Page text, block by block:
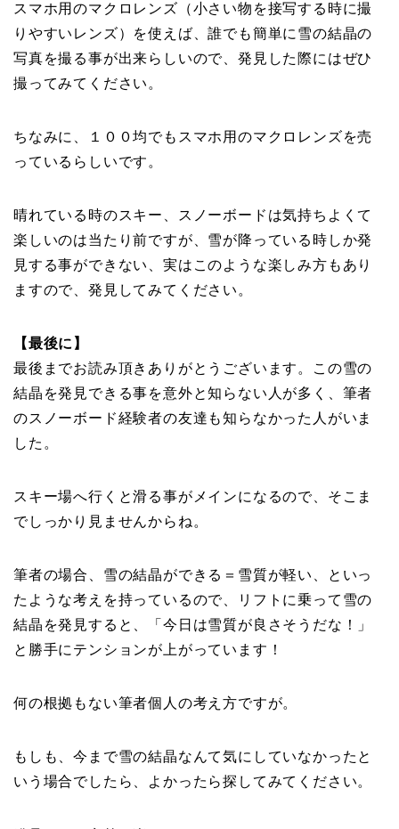
スマホ用のマクロレンズ（小さい物を接写する時に撮
りやすいレンズ）を使えば、誰でも簡単に雪の結晶の
写真を撮る事が出来らしいので、発見した際にはぜひ
撮ってみてください。
ちなみに、１００均でもスマホ用のマクロレンズを売
っているらしいです。
晴れている時のスキー、スノーボードは気持ちよくて
楽しいのは当たり前ですが、雪が降っている時しか発
見する事ができない、実はこのような楽しみ方もあり
ますので、発見してみてください。
【最後に】
最後までお読み頂きありがとうございます。この雪の
結晶を発見できる事を意外と知らない人が多く、筆者
のスノーボード経験者の友達も知らなかった人がいま
した。
スキー場へ行くと滑る事がメインになるので、そこま
でしっかり見ませんからね。
筆者の場合、雪の結晶ができる＝雪質が軽い、といっ
たような考えを持っているので、リフトに乗って雪の
結晶を発見すると、「今日は雪質が良さそうだな！」
と勝手にテンションが上がっています！
何の根拠もない筆者個人の考え方ですが。
もしも、今まで雪の結晶なんて気にしていなかったと
いう場合でしたら、よかったら探してみてください。